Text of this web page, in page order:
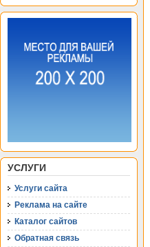
УСЛУГИ
Услуги сайта
Реклама на сайте
Каталог сайтов
Обратная связь